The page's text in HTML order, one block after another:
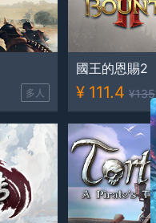
多人
國王的恩賜2
¥ 111.4 ¥135